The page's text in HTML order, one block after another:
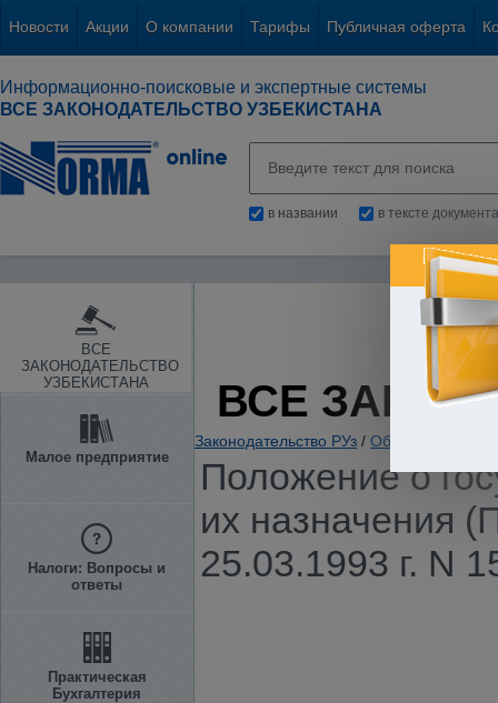
Новости Акции О компании Тарифы Публичная оферта
Информационно-поисковые и экспертные системы
ВСЕ ЗАКОНОДАТЕЛЬСТВО УЗБЕКИСТАНА
в названии в тексте документа
ВСЕ
ЗАКОНОДАТЕЛЬСТВО
УЗБЕКИСТАНА
Малое предприятие
Налоги: Вопросы и
ответы
Практическая
Бухгалтерия
ВСЕ
Законодательство РУз / Образование.
Положение о
их назначения
25.03.1993 г. N